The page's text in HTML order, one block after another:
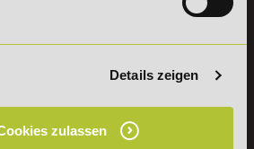
Details zeigen
zulassen
IHK-
Digitales Lernen